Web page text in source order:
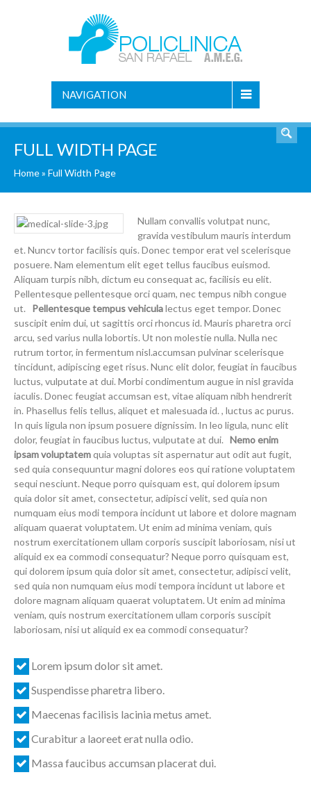
NAVIGATION
FULL WIDTH PAGE
Home» Full Width Page
Nullam convallis volutpat nunc,
gravida vestibulum mauris interdum
et. Nuncv tortor facilisis quis. Donec tempor erat vel scelerisque
posuere. Nam elementum elit eget tellus faucibus euismod.
Aliquam turpis nibh, dictum eu consequat ac, facilisis eu elit.
Pellentesque pellentesque orci quam, nec tempus nibh congue
ut. Pellentesque tempus vehiculalectus eget tempor. Donec
suscipit enim dui, ut sagittis orci rhoncus id. Mauris pharetra orci
arcu, sed varius nulla lobortis. Ut non molestie nulla. Nulla nec
rutrum tortor, in fermentum nisl.accumsan pulvinar scelerisque
tincidunt, adipiscing eget risus. Nunc elit dolor, feugiat in faucibus
luctus, vulputate at dui. Morbi condimentum augue in nisl gravida
iaculis. Donec feugiat accumsan est, vitae aliquam nibh hendrerit
in. Phasellus felis tellus, aliquet et malesuada id. , luctus ac purus.
In quis ligula non ipsum posuere dignissim. In leo ligula, nunc elit
dolor, feugiat in faucibus luctus, vulputate at dui. Nemo enim
ipsam voluptatemquia voluptas sit aspernatur aut odit aut fugit,
sed quia consequuntur magni dolores eos qui ratione voluptatem
sequi nesciunt. Neque porro quisquam est, qui dolorem ipsum
quia dolor sit amet, consectetur, adipisci velit, sed quia non
numquam eius modi tempora incidunt ut labore et dolore magnam
aliquam quaerat voluptatem. Ut enim ad minima veniam, quis
nostrum exercitationem ullam corporis suscipit laboriosam, nisi ut
aliquid ex ea commodi consequatur? Neque porro quisquam est,
qui dolorem ipsum quia dolor sit amet, consectetur, adipisci velit,
sed quia non numquam eius modi tempora incidunt ut labore et
dolore magnam aliquam quaerat voluptatem. Ut enim ad minima
veniam, quis nostrum exercitationem ullam corporis suscipit
laboriosam, nisi ut aliquid ex ea commodi consequatur?
Lorem ipsum dolor sit amet.
Suspendisse pharetra libero.
Maecenas facilisis lacinia metus amet.
Curabitur a laoreet erat nulla odio.
Massa faucibus accumsan placerat dui.